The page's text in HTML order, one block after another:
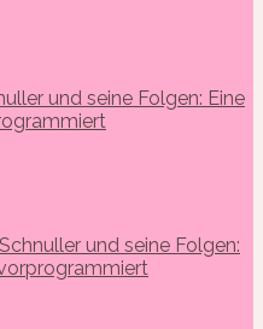
und seine Folgen: Eine
und seine Folgen: